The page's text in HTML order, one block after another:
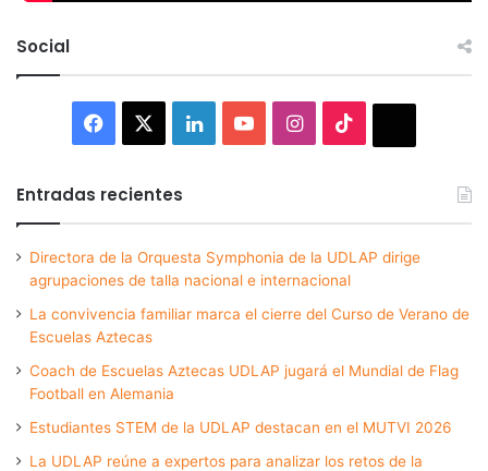
Social
Facebook LinkedInYouTubeInstagram
Entradas recientes
Directora de la Orquesta Symphonia de la UDLAP dirige
agrupaciones de talla nacional e internacional
La convivencia familiar marca el cierre del Curso de Verano de
Escuelas Aztecas
Coach de Escuelas Aztecas UDLAP jugará el Mundial de Flag
Football en Alemania
Estudiantes STEM de la UDLAP destacan en el MUTVI 2026
La UDLAP reúne a expertos para analizar los retos de la